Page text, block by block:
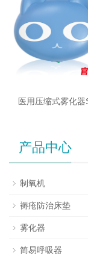
医用压缩式雾化器
产品中心
制氧机
褥疮防治床垫
雾化器
简易呼吸器